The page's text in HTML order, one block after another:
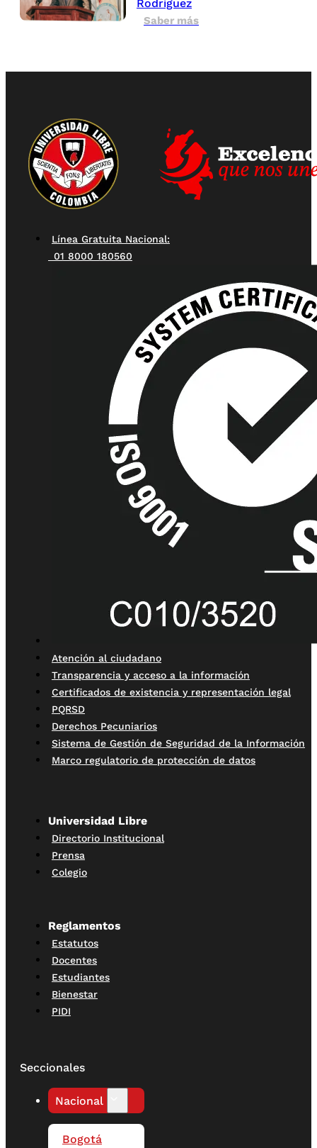
Rodríguez
Saber más
Línea Gratuita Nacional:
01 8000 180560
Atención al ciudadano
Transparencia y acceso a la información
Certificados de existencia y representación legal
PQRSD
Derechos Pecuniarios
Sistema de Gestión de Seguridad de la Información
Marco regulatorio de protección de datos
Universidad Libre
Directorio Institucional
Prensa
Colegio
Reglamentos
Estatutos
Docentes
Estudiantes
Bienestar
PIDI
Seccionales
Nacional
Bogotá